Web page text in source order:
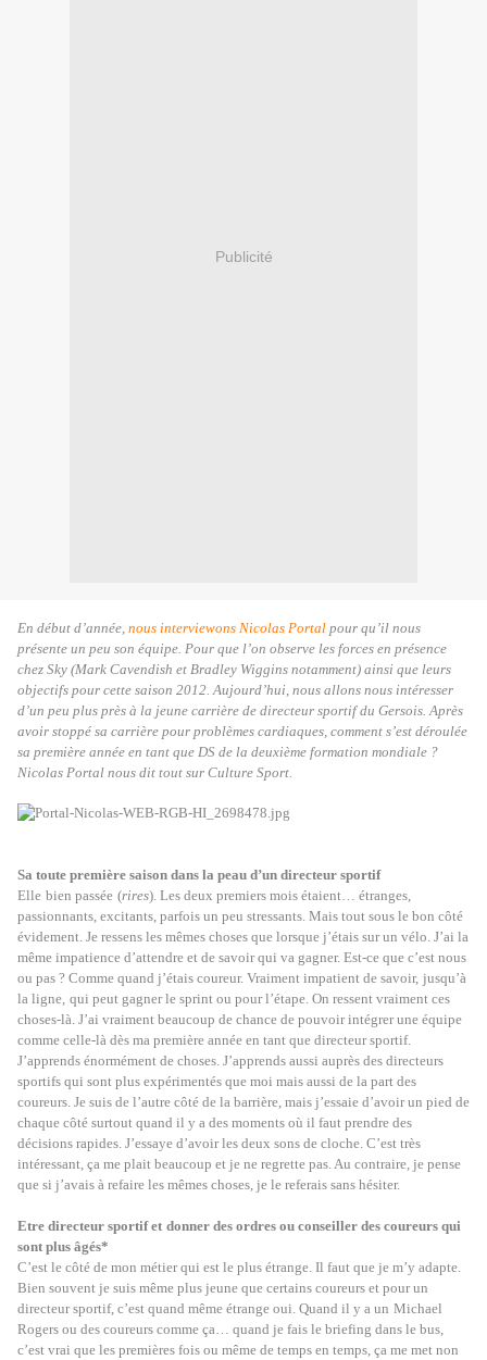
Publicité
En début d’année, nous interviewons Nicolas Portal pour qu’il nous
présente un peu son équipe. Pour que l’on observe les forces en présence
chez Sky (Mark Cavendish et Bradley Wiggins notamment) ainsi que leurs
objectifs pour cette saison 2012. Aujourd’hui, nous allons nous intéresser
d’un peu plus près à la jeune carrière de directeur sportif du Gersois. Après
avoir stoppé sa carrière pour problèmes cardiaques, comment s’est déroulée
sa première année en tant que DS de la deuxième formation mondiale ?
Nicolas Portal nous dit tout sur Culture Sport.
Sa toute première saison dans la peau d’un directeur sportif
Elle bien passée (rires). Les deux premiers mois étaient… étranges,
passionnants, excitants, parfois un peu stressants. Mais tout sous le bon côté
évidement. Je ressens les mêmes choses que lorsque j’étais sur un vélo. J’ai la
même impatience d’attendre et de savoir qui va gagner. Est-ce que c’est nous
ou pas ? Comme quand j’étais coureur. Vraiment impatient de savoir, jusqu’à
la ligne, qui peut gagner le sprint ou pour l’étape. On ressent vraiment ces
choses-là. J’ai vraiment beaucoup de chance de pouvoir intégrer une équipe
comme celle-là dès ma première année en tant que directeur sportif.
J’apprends énormément de choses. J’apprends aussi auprès des directeurs
sportifs qui sont plus expérimentés que moi mais aussi de la part des
coureurs. Je suis de l’autre côté de la barrière, mais j’essaie d’avoir un pied de
chaque côté surtout quand il y a des moments où il faut prendre des
décisions rapides. J’essaye d’avoir les deux sons de cloche. C’est très
intéressant, ça me plait beaucoup et je ne regrette pas. Au contraire, je pense
que si j’avais à refaire les mêmes choses, je le referais sans hésiter.
Etre directeur sportif et donner des ordres ou conseiller des coureurs qui
sont plus âgés*
C’est le côté de mon métier qui est le plus étrange. Il faut que je m’y adapte.
Bien souvent je suis même plus jeune que certains coureurs et pour un
directeur sportif, c’est quand même étrange oui. Quand il y a un Michael
Rogers ou des coureurs comme ça… quand je fais le briefing dans le bus,
c’est vrai que les premières fois ou même de temps en temps, ça me met non